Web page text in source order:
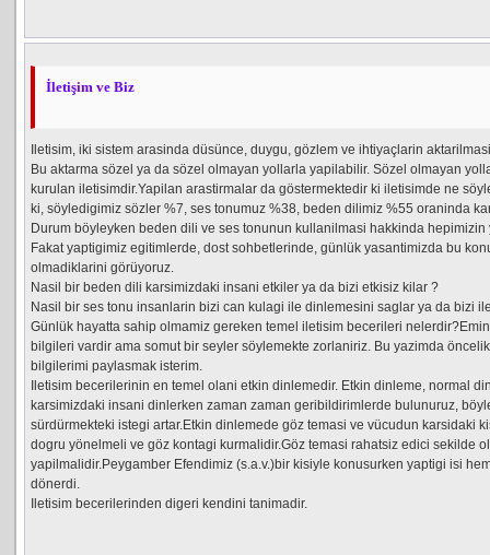
İletişim ve Biz
Iletisim, iki sistem arasinda düsünce, duygu, gözlem ve ihtiyaçlarin
Bu aktarma sözel ya da sözel olmayan yollarla yapilabilir. Sözel olmayan
kurulan iletisimdir.Yapilan arastirmalar da göstermektedir ki iletisimde ne
ki, söyledigimiz sözler %7, ses tonumuz %38, beden dilimiz %55 oraninda
Durum böyleyken beden dili ve ses tonunun kullanilmasi hakkinda
Fakat yaptigimiz egitimlerde, dost sohbetlerinde, günlük yasantimizda bu
olmadiklarini görüyoruz.
Nasil bir beden dili karsimizdaki insani etkiler ya da bizi etkisiz kilar ?
Nasil bir ses tonu insanlarin bizi can kulagi ile dinlemesini saglar ya da bizi
Günlük hayatta sahip olmamiz gereken temel iletisim becerileri
bilgileri vardir ama somut bir seyler söylemekte zorlaniriz. Bu yazimda
bilgilerimi paylasmak isterim.
Iletisim becerilerinin en temel olani etkin dinlemedir. Etkin dinleme, normal
karsimizdaki insani dinlerken zaman zaman geribildirimlerde bulunuruz,
sürdürmekteki istegi artar.Etkin dinlemede göz temasi ve vücudun karsidaki
dogru yönelmeli ve göz kontagi kurmalidir.Göz temasi rahatsiz edici sekilde
yapilmalidir.Peygamber Efendimiz (s.a.v.)bir kisiyle konusurken yaptigi isi
dönerdi.
Iletisim becerilerinden digeri kendini tanimadir.